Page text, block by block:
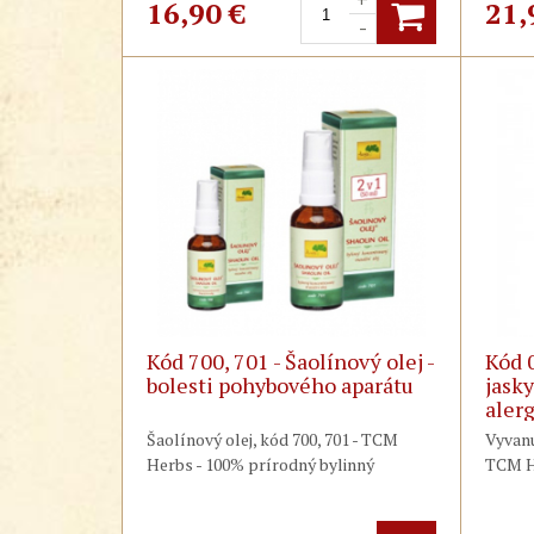
medicína.
16,90€
-
nosa
Kód 700, 701 - Šaolínový olej -
bolesti pohybového aparátu
Šaolínový olej, kód 700, 701 - TCM
Herbs - 100% prírodný bylinný
Kód
TCM